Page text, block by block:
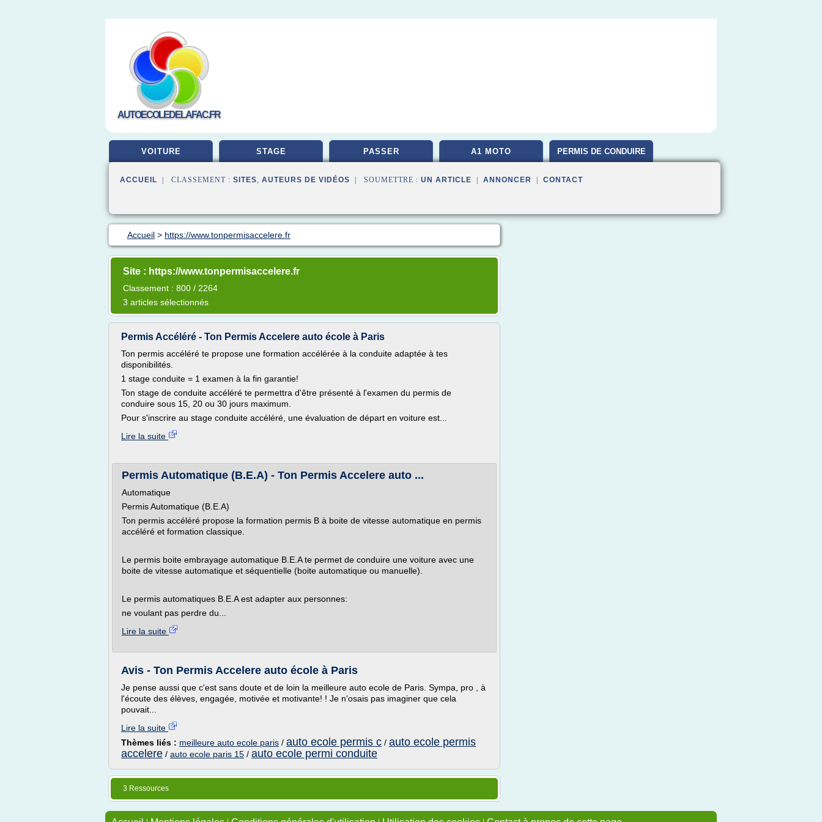
AUTOECOLEDELAFAC.FR
VOITURE STAGE PASSER A1 MOTO PERMIS DE CONDUIRE
ACCUEIL | CLASSEMENT : SITES, AUTEURS DE VIDÉOS | SOUMETTRE : UN ARTICLE ANNONCER CONTACT
Accueil > https://www.tonpermisaccelere.fr
Site : https://www.tonpermisaccelere.fr
Classement : 800 / 2264
3 articles sélectionnés
Permis Accéléré - Ton Permis Accelere auto école à Paris
Ton permis accéléré te propose une formation accélérée à la conduite adaptée à tes
disponibilités.
1 stage conduite = 1 examen à la fin garantie!
Ton stage de conduite accéléré te permettra d'être présenté à l'examen du permis de
conduire sous 15, 20 ou 30 jours maximum.
Pour s'inscrire au stage conduite accéléré, une évaluation de départ en voiture est...
Lire la suite
Permis Automatique (B.E.A) - Ton Permis Accelere auto ...
Automatique
Permis Automatique (B.E.A)
Ton permis accéléré propose la formation permis B à boite de vitesse automatique en permis
accéléré et formation classique.
Le permis boite embrayage automatique B.E.A te permet de conduire une voiture avec une
boite de vitesse automatique et séquentielle (boite automatique ou manuelle).
Le permis automatiques B.E.A est adapter aux personnes:
ne voulant pas perdre du...
Lire la suite
Avis - Ton Permis Accelere auto école à Paris
Je pense aussi que c'est sans doute et de loin la meilleure auto ecole de Paris. Sympa, pro , à
l'écoute des élèves, engagée, motivée et motivante! ! Je n'osais pas imaginer que cela
pouvait...
Lire la suite
Thèmes liés : meilleure auto ecole paris / auto ecole permis c / auto ecole permis
accelere / auto ecole paris 15 / auto ecole permi conduite
3 Ressources